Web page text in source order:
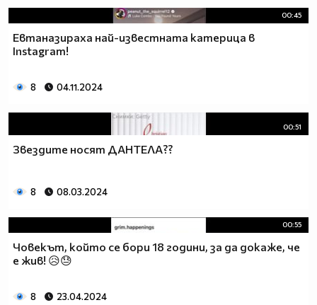
00:45
Евтаназираха най-известната катерица в
Instagram!
8 04.11.2024
00:51
Звездите носят ДАНТЕЛА??
8 08.03.2024
00:55
Човекът, който се бори 18 години, за да докаже, че
е жив! 😥😓
8 23.04.2024